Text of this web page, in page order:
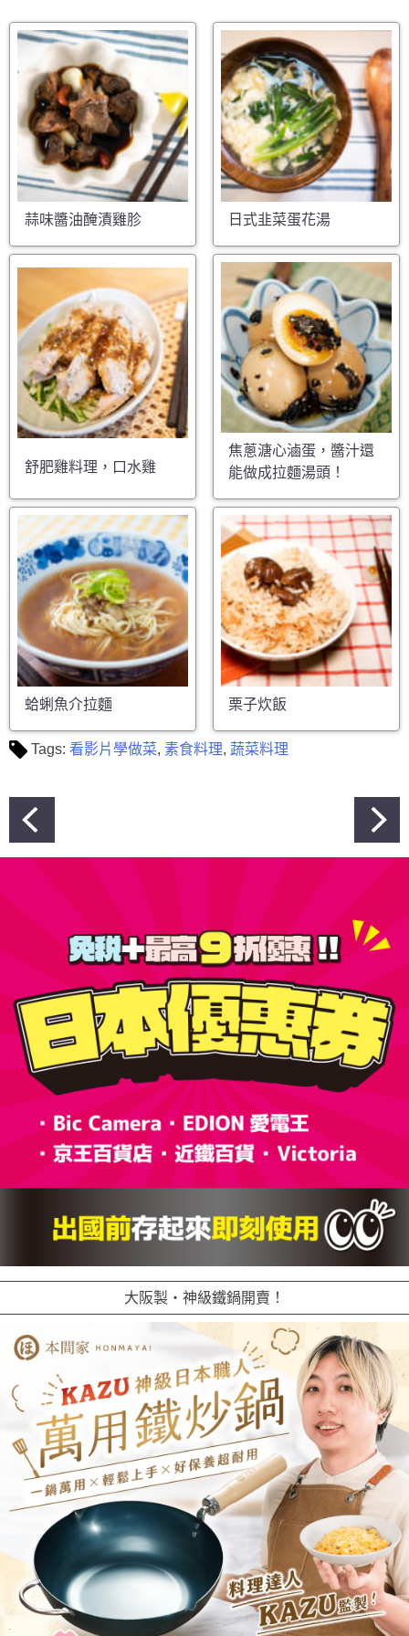
蒜味醬油醃漬雞胗 日式韭菜蛋花湯
舒肥雞料理，口水雞
焦蔥溏心滷蛋，醬汁還
能做成拉麵湯頭！
蛤蜊魚介拉麵 栗子炊飯
Tags: 看影片學做菜, 素食料理, 蔬菜料理
文
章
大阪製・神級鐵鍋開賣！